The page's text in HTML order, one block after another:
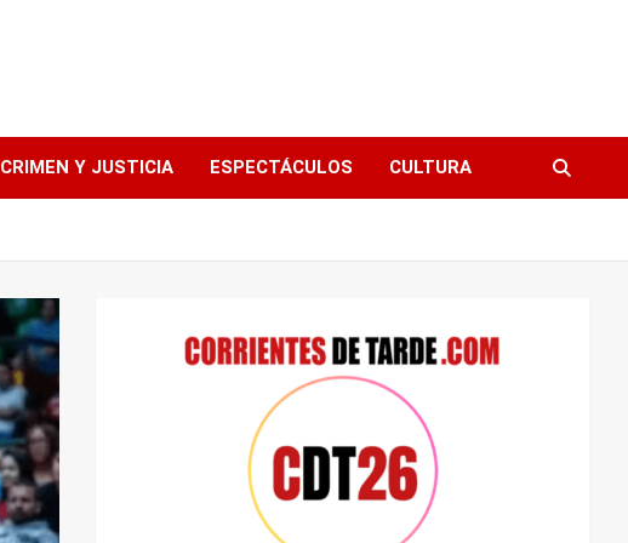
CRIMEN Y JUSTICIA ESPECTÁCULOS CULTURA